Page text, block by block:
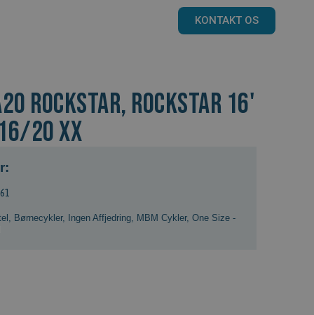
KONTAKT OS
Rockstar, ROCKSTAR 16'
20 XX
Børnecykler, Ingen Affjedring MBM Cykler, One Size -